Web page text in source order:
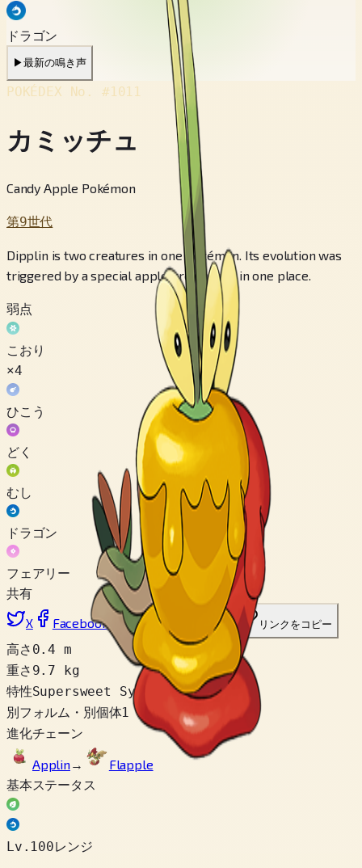
ドラゴン
▶最新の鳴き声
POKÉDEX No. #1011
カミッチュ
Candy Apple Pokémon
第9世代
Dipplin is two creatures in one Pokémon. Its evolution was
triggered by a special apple grown only in one place.
弱点
こおり
×4
ひこう
どく
むし
ドラゴン
フェアリー
共有
X
Facebook LinkedIn Reddit リンクをコピー
高さ 0.4 m
重さ 9.7 kg
特性Supersweet Syrup
別フォルム・別個体1
進化チェーン
Applin→
Flapple
基本ステータス
Lv.100レンジ